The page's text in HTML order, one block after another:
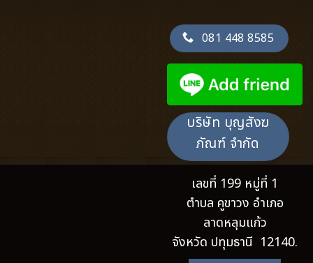
081 448 8585
บริษัท บุญสังฆ
ภัณฑ์ จำกัด
เลขที่ 199 หมู่ที่ 1
ตำบล คูขาวง อำเภอ
ลาดหลุมแก้ว
จังหวัด ปทุมธานี 12140.